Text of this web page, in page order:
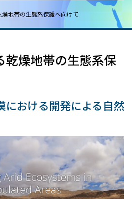
燥地帯の生態系保護へ向けて
乾燥地帯の生態系保
における開発による自然